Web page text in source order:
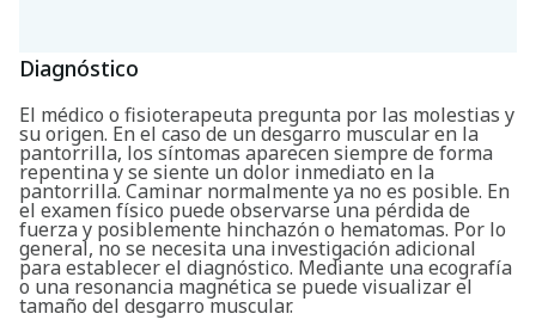
Diagnóstico
El médico o fisioterapeuta pregunta por las molestias y
su origen. En el caso de un desgarro muscular en la
pantorrilla, los síntomas aparecen siempre de forma
repentina y se siente un dolor inmediato en la
pantorrilla. Caminar normalmente ya no es posible. En
el examen físico puede observarse una pérdida de
fuerza y posiblemente hinchazón o hematomas. Por lo
general, no se necesita una investigación adicional
para establecer el diagnóstico. Mediante una ecografía
o una resonancia magnética se puede visualizar el
tamaño del desgarro muscular.